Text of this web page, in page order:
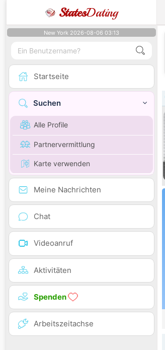
StatesDating
New York 2026-08-06 03:13
Startseite
Suchen
Alle Profile
Partnervermittlung
Karte verwenden
Meine Nachrichten
Chat
Videoanruf
Aktivitäten
Spenden
Arbeitszeitachse